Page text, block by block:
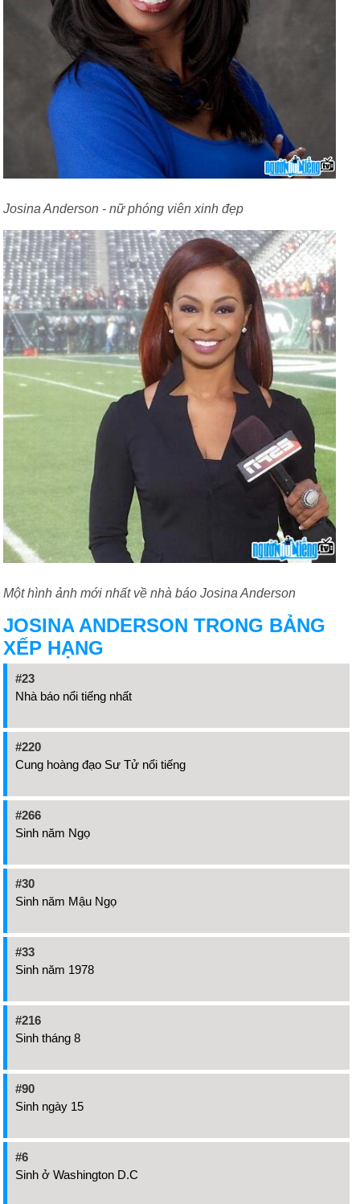
Josina Anderson - nữ phóng viên xinh đẹp
Một hình ảnh mới nhất về nhà báo Josina Anderson
JOSINA ANDERSON TRONG BẢNG
XẾP HẠNG
#23
Nhà báo nổi tiếng nhất
#220
Cung hoàng đạo Sư Tử nổi tiếng
#266
Sinh năm Ngọ
#30
Sinh năm Mậu Ngọ
#33
Sinh năm 1978
#216
Sinh tháng 8
#90
Sinh ngày 15
#6
Sinh ở Washington D.C